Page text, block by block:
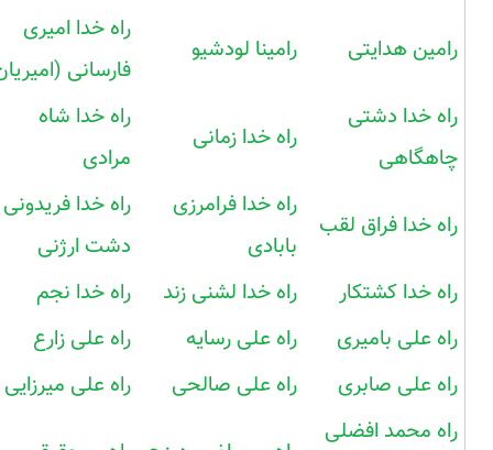
رامین هدایتی رامینا لودشیو
راه خدا امیری
فارسانی
راه خدا دشتی
چاهگاهی
راه خدا زمانی
راه خدا شاه
مرادی
راه خدا فراق لقب
راه خدا فرامرزی
بابادی
راه خدا فریدونی
دشت ارژنی
راه خدا کشتکار
راه خدا لشنی زند
راه خدا نجم
راه علی بامیری
راه علی رسایه
راه علی زارع
راه علی صابری
راه علی صالحی
راه علی میرزایی
راه محمد افضلی